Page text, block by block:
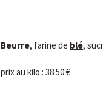
Beurre, farine de blé,
prix au kilo : 38.50 €